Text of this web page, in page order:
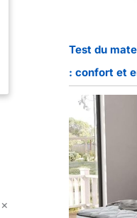
Test du
: confort et